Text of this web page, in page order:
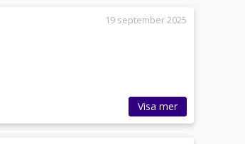
19 september 2025
Visa mer